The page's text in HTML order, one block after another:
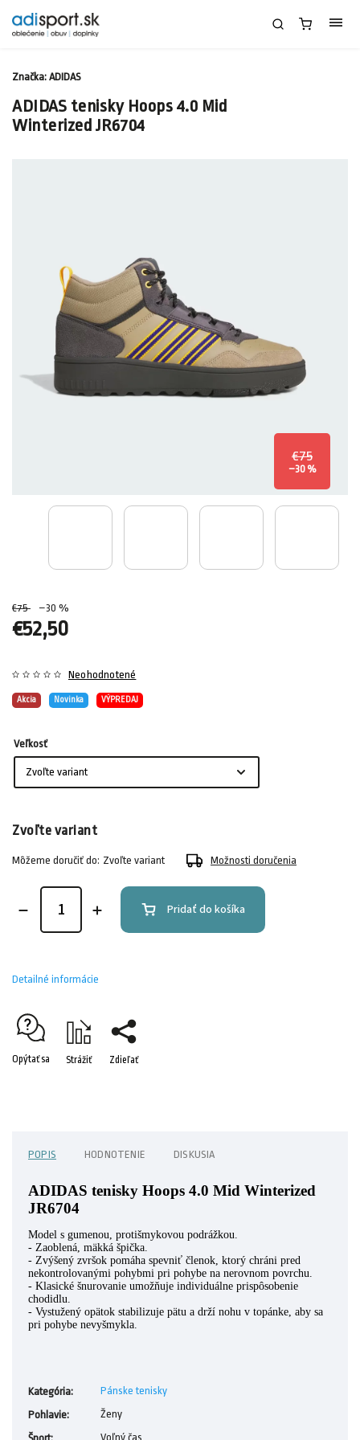
ADIDAS tenisky Hoops 4.0 Mid
Winterized JR6704
€75
–30 %
€75 –30 %
€52,50
Akcia Novinka VÝPREDAJ
Neohodnotené
Značka: ADIDAS
Veľkosť
Zvoľte variant
Môžeme doručiť do: Zvoľte variant Možnosti doručenia
Pridať do košíka
Detailné informácie
Opýtať sa Strážiť Zdieľať
POPIS HODNOTENIE DISKUSIA
ADIDAS tenisky Hoops 4.0 Mid Winterized
JR6704
Model s gumenou, protišmykovou podrážkou.
- Zaoblená, mäkká špička.
- Zvýšený zvršok pomáha spevniť členok, ktorý chráni pred
nekontrolovanými pohybmi pri pohybe na nerovnom povrchu.
- Klasické šnurovanie umožňuje individuálne prispôsobenie
chodidlu.
- Vystužený opätok stabilizuje pätu a drží nohu v topánke, aby sa
pri pohybe nevyšmykla.
Kategória:
Pánske tenisky
Pohlavie:
Ženy
Voľný čas